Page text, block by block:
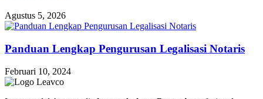
Agustus 5, 2026
Panduan Lengkap Pengurusan Legalisasi Notaris
Februari 10, 2024